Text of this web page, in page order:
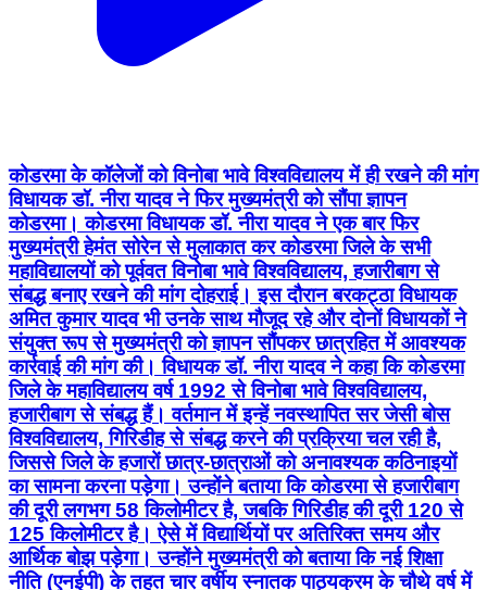
कोडरमा के कॉलेजों को विनोबा भावे विश्वविद्यालय में ही रखने की मांग
विधायक डॉ. नीरा यादव ने फिर मुख्यमंत्री को सौंपा ज्ञापन
कोडरमा। कोडरमा विधायक डॉ. नीरा यादव ने एक बार फिर
मुख्यमंत्री हेमंत सोरेन से मुलाकात कर कोडरमा जिले के सभी
महाविद्यालयों को पूर्ववत विनोबा भावे विश्वविद्यालय, हजारीबाग से
संबद्ध बनाए रखने की मांग दोहराई। इस दौरान बरकट्ठा विधायक
अमित कुमार यादव भी उनके साथ मौजूद रहे और दोनों विधायकों ने
संयुक्त रूप से मुख्यमंत्री को ज्ञापन सौंपकर छात्रहित में आवश्यक
कार्रवाई की मांग की। विधायक डॉ. नीरा यादव ने कहा कि कोडरमा
जिले के महाविद्यालय वर्ष 1992 से विनोबा भावे विश्वविद्यालय,
हजारीबाग से संबद्ध हैं। वर्तमान में इन्हें नवस्थापित सर जेसी बोस
विश्वविद्यालय, गिरिडीह से संबद्ध करने की प्रक्रिया चल रही है,
जिससे जिले के हजारों छात्र-छात्राओं को अनावश्यक कठिनाइयों
का सामना करना पड़ेगा। उन्होंने बताया कि कोडरमा से हजारीबाग
की दूरी लगभग 58 किलोमीटर है, जबकि गिरिडीह की दूरी 120 से
125 किलोमीटर है। ऐसे में विद्यार्थियों पर अतिरिक्त समय और
आर्थिक बोझ पड़ेगा। उन्होंने मुख्यमंत्री को बताया कि नई शिक्षा
नीति (एनईपी) के तहत चार वर्षीय स्नातक पाठ्यक्रम के चौथे वर्ष में